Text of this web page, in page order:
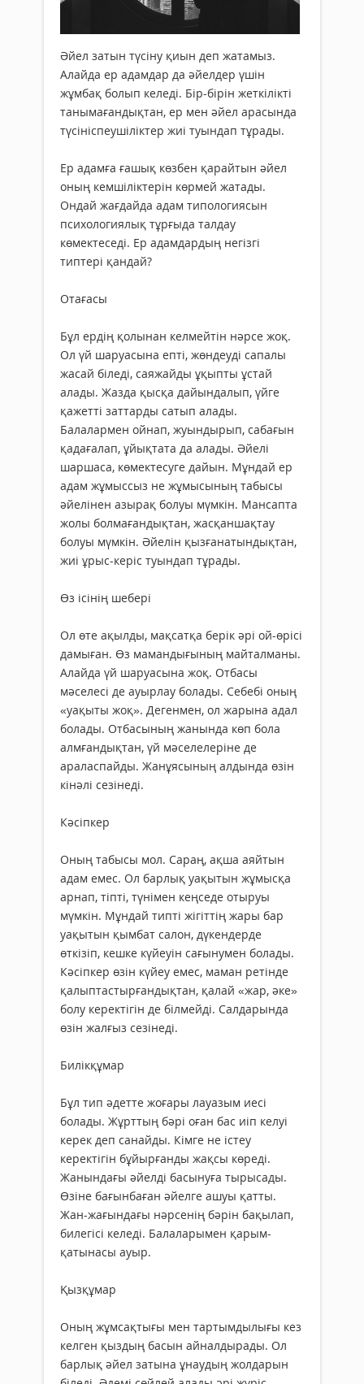
Әйел затын түсіну қиын деп жатамыз.
Алайда ер адамдар да әйелдер үшін
жұмбақ болып келеді. Бір-бірін жеткілікті
танымағандықтан, ер мен әйел арасында
түсініспеушіліктер жиі туындап тұрады.
Ер адамға ғашық көзбен қарайтын әйел
оның кемшіліктерін көрмей жатады.
Ондай жағдайда адам типологиясын
психологиялық тұрғыда талдау
көмектеседі. Ер адамдардың негізгі
типтері қандай?
Отағасы
Бұл ердің қолынан келмейтін нәрсе жоқ.
Ол үй шаруасына епті, жөндеуді сапалы
жасай біледі, саяжайды ұқыпты ұстай
алады. Жазда қысқа дайындалып, үйге
қажетті заттарды сатып алады.
Балалармен ойнап, жуындырып, сабағын
қадағалап, ұйықтата да алады. Әйелі
шаршаса, көмектесуге дайын. Мұндай ер
адам жұмыссыз не жұмысының табысы
әйелінен азырақ болуы мүмкін. Мансапта
жолы болмағандықтан, жасқаншақтау
болуы мүмкін. Әйелін қызғанатындықтан,
жиі ұрыс-керіс туындап тұрады.
Өз ісінің шебері
Ол өте ақылды, мақсатқа берік әрі ой-өрісі
дамыған. Өз мамандығының майталманы.
Алайда үй шаруасына жоқ. Отбасы
мәселесі де ауырлау болады. Себебі оның
«уақыты жоқ». Дегенмен, ол жарына адал
болады. Отбасының жанында көп бола
алмғандықтан, үй мәселелеріне де
араласпайды. Жанұясының алдында өзін
кінәлі сезінеді.
Кәсіпкер
Оның табысы мол. Сараң, ақша аяйтын
адам емес. Ол барлық уақытын жұмысқа
арнап, тіпті, түнімен кеңседе отыруы
мүмкін. Мұндай типті жігіттің жары бар
уақытын қымбат салон, дүкендерде
өткізіп, кешке күйеуін сағынумен болады.
Кәсіпкер өзін күйеу емес, маман ретінде
қалыптастырғандықтан, қалай «жар, әке»
болу керектігін де білмейді. Салдарында
өзін жалғыз сезінеді.
Билікқұмар
Бұл тип әдетте жоғары лауазым иесі
болады. Жұрттың бәрі оған бас иіп келуі
керек деп санайды. Кімге не істеу
керектігін бұйырғанды жақсы көреді.
Жанындағы әйелді басынуға тырысады.
Өзіне бағынбаған әйелге ашуы қатты.
Жан-жағындағы нәрсенің бәрін бақылап,
билегісі келеді. Балаларымен қарым-
қатынасы ауыр.
Қызқұмар
Оның жұмсақтығы мен тартымдылығы кез
келген қыздың басын айналдырады. Ол
барлық әйел затына ұнаудың жолдарын